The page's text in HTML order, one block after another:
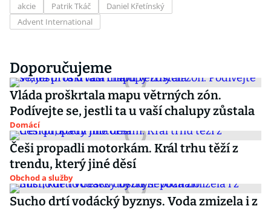
akcie
Patrik Tkáč
Daniel Křetínský
Advent International
Doporučujeme
Vláda proškrtala mapu větrných zón.
Podívejte se, jestli ta u vaší chalupy zůstala
Domácí
Češi propadli motorkám. Král trhu těží z
trendu, který jiné děsí
Obchod a služby
Sucho drtí vodácký byznys. Voda zmizela i z